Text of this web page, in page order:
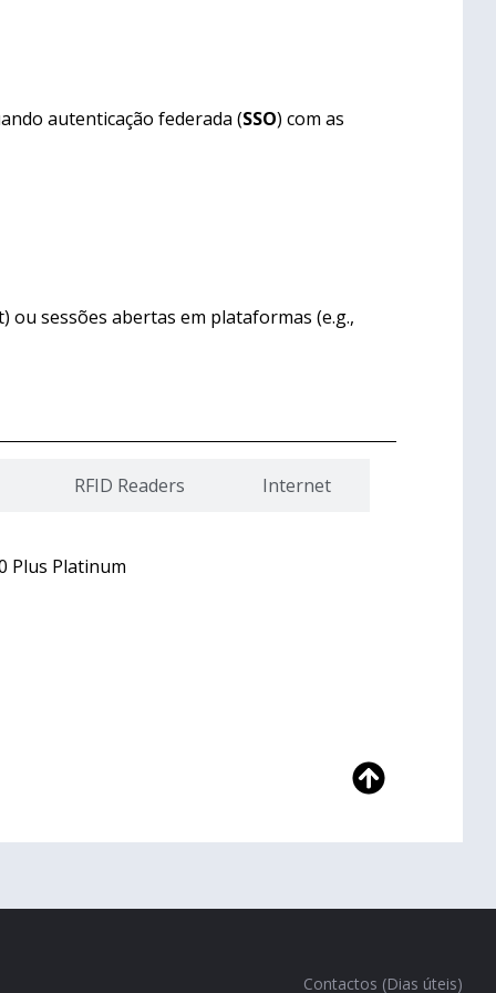
autenticação federada (SSO) com as
ou sessões abertas em plataformas (e.g.,
RFID Readers Internet
Plus Platinum
Contactos (Dias úteis)